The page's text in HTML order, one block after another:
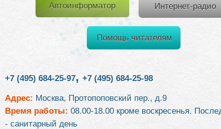
Автоинформатор Интернет-радио
Помощь читателям
+7 (495) 684-25-97, +7 (495) 684-25-98
Адрес: Москва, Протопоповский пер., д.9
Время работы: 08.00-18.00 кроме воскресенья.
- санитарный день